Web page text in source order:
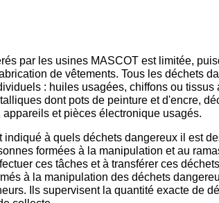
par les usines MASCOT est limitée,
de vêtements. Tous les déchets
: huiles usagées, chiffons ou tissus
dont pots de peinture et d'encre,
et pièces électronique usagés.
à quels déchets dangereux il est
formées à la manipulation et au
ces tâches et à transférer ces
à la manipulation des déchets
Ils supervisent la quantité exacte de